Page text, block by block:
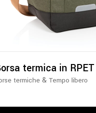
varianti.
opzioni
possono
essere
termica in RPET
termiche & Tempo libero